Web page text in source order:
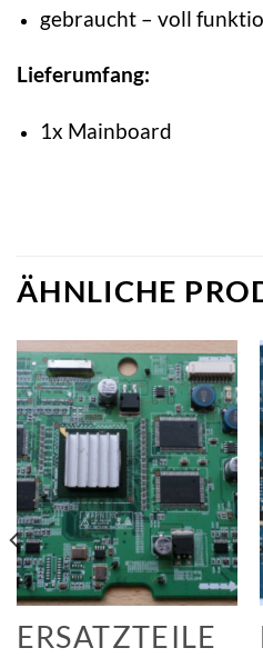
gebraucht – voll
Lieferumfang:
1x Mainboard
ÄHNLICHE
ERSATZTEILE